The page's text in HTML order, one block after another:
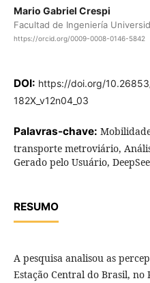
Mario Gabriel Crespi
Facultad de Ingeniería
https://orcid.org/0009-0008-0146-5842
DOI: https://doi.org/
182X_v12n04_03
Palavras-chave:
transporte metroviário,
Gerado pelo Usuário,
RESUMO
A pesquisa analisou as
Estação Central do Brasil, no